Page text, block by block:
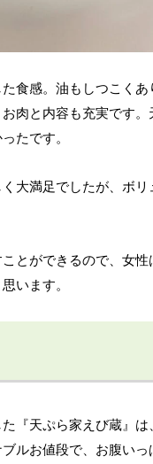
食感。油もしつこく
肉と内容も充実です。
たです。
大満足でしたが、ボ
とができるので、女性
います。
『天ぷら家えび蔵』は
ルお値段で、お腹い